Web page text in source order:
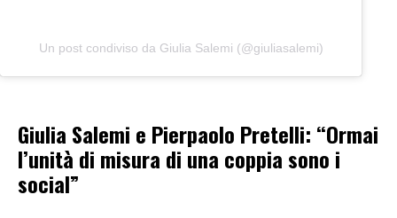
Un post condiviso da Giulia Salemi (@giuliasalemi)
Giulia Salemi e Pierpaolo Pretelli: “Ormai
l’unità di misura di una coppia sono i
social”